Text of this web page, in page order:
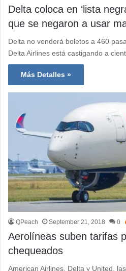
Delta coloca en ‘lista
que se negaron a usar
Delta no venderá boletos a 460
Delta Airlines está castigando a
Más Detalles »
QPeach September 21, 2018 0
Aerolíneas suben tarifas
chequeados
American Airlines, Delta y United,